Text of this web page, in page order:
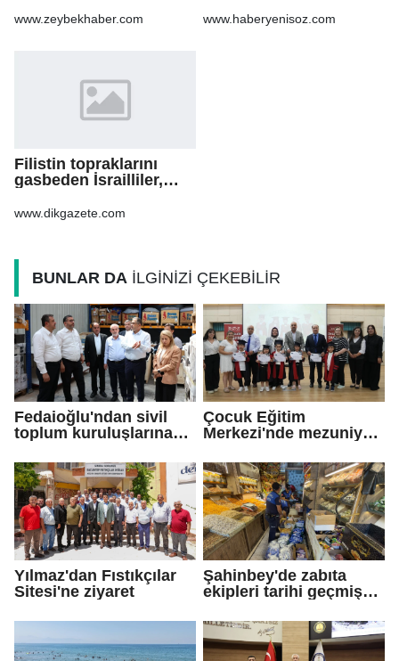
www.zeybekhaber.com www.haberyenisoz.com
Filistin topraklarını
gasbeden İsrailliler,
Şeria’daki saldırılarını
www.dikgazete.com
BUNLAR DA İLGİNİZİ ÇEKEBİLİR
Fedaioğlu'ndan sivil
toplum kuruluşlarına
Çocuk Eğitim
Merkezi'nde mezuniyet
Yılmaz'dan Fıstıkçılar
Sitesi'ne ziyaret
Şahinbey'de zabıta
ekipleri tarihi geçmiş
kapattı